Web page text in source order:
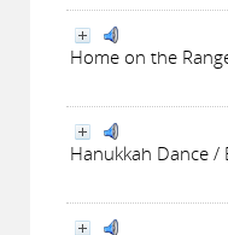
Home on the
Hanukkah Dance /